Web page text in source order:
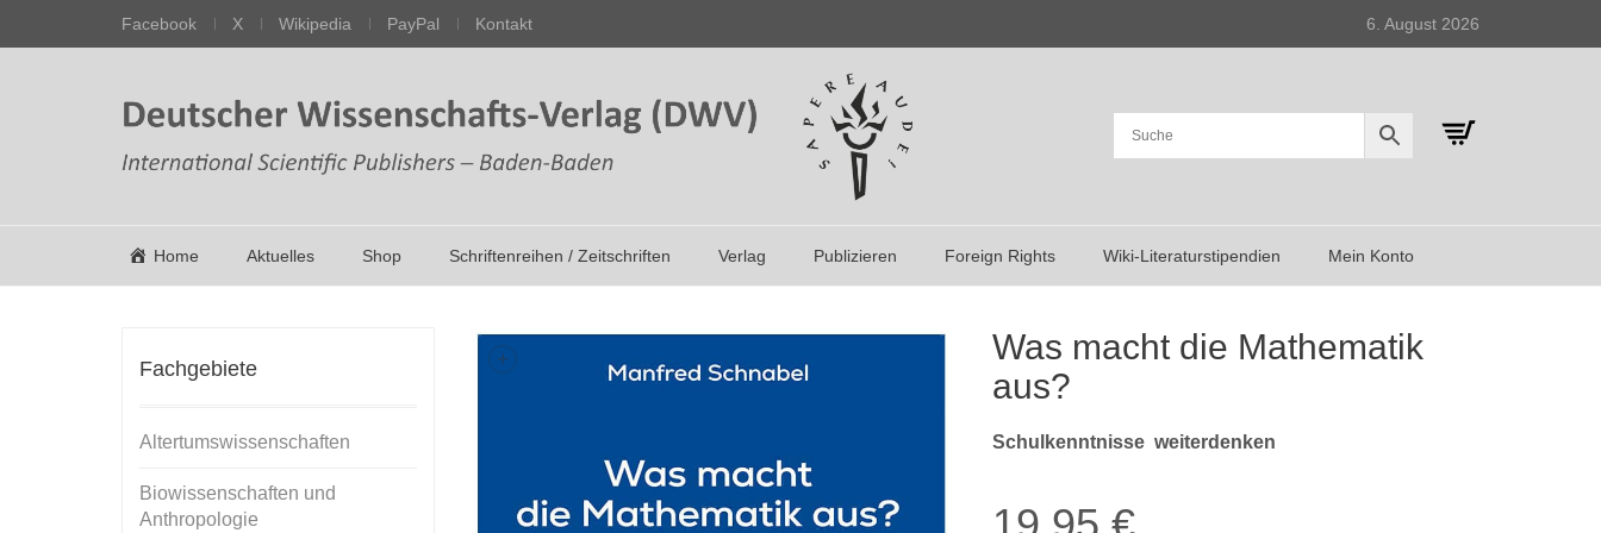
Facebook X Wikipedia PayPal Kontakt 6. August 2026
Home Aktuelles Shop Schriftenreihen / Zeitschriften Verlag Publizieren Foreign Rights Wiki-Literaturstipendien Mein Konto
+
Was macht die Mathematik
aus?
Schulkenntnisse weiterdenken
Fachgebiete
Altertumswissenschaften
Biowissenschaften und
Anthropologie